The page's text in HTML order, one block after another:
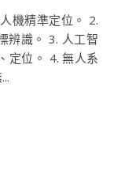
辨識。 3. 人工智
定位。 4. 無人系